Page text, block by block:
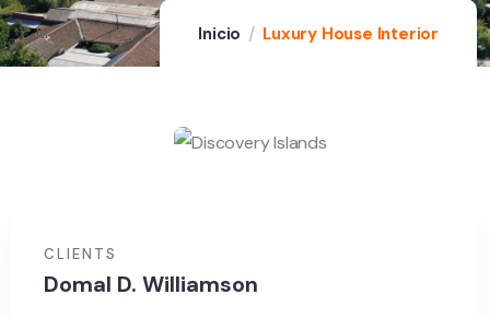
Inicio Luxury House Interior
CLIENTS
Domal D. Williamson